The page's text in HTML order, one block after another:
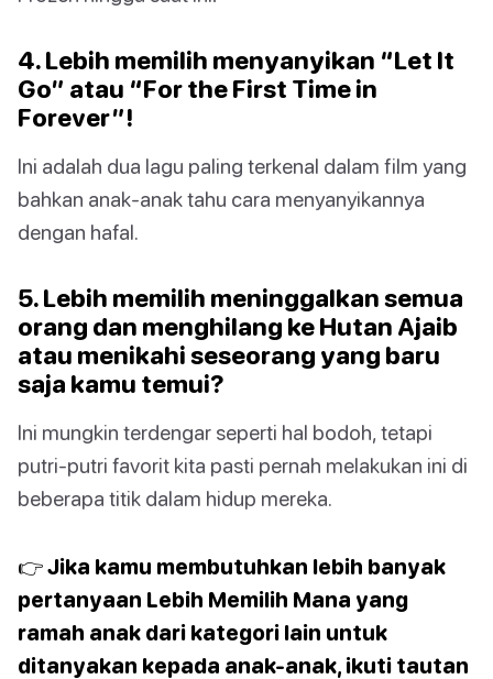
4. Lebih memilih menyanyikan “Let It
Go” atau “For the First Time in
Forever”!
Ini adalah dua lagu paling terkenal dalam film yang
bahkan anak-anak tahu cara menyanyikannya
dengan hafal.
5. Lebih memilih meninggalkan semua
orang dan menghilang ke Hutan Ajaib
atau menikahi seseorang yang baru
saja kamu temui?
Ini mungkin terdengar seperti hal bodoh, tetapi
putri-putri favorit kita pasti pernah melakukan ini di
beberapa titik dalam hidup mereka.
👉 Jika kamu membutuhkan lebih banyak
pertanyaan Lebih Memilih Mana yang
ramah anak dari kategori lain untuk
ditanyakan kepada anak-anak, ikuti tautan